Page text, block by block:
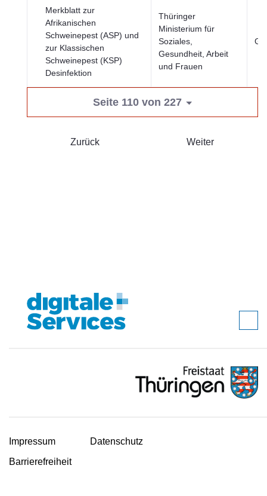
Merkblatt zur
Afrikanischen
Schweinepest (ASP) und
zur Klassischen
Schweinepest (KSP)
Desinfektion
Thüringer
Ministerium für
Soziales,
Gesundheit, Arbeit
und Frauen
Seite 110 von 227
Zurück Weiter
Impressum
Datenschutz
Barrierefreiheit